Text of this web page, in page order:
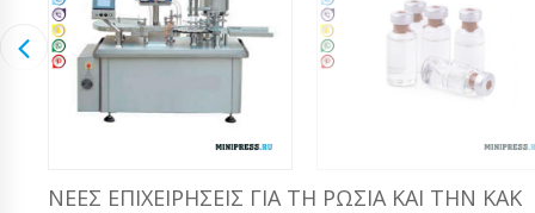
ΝΈΕΣ ΕΠΙΧΕΙΡΉΣΕΙΣ ΓΙΑ ΤΗ ΡΩΣΊΑ ΚΑΙ ΤΗΝ ΚΑΚ